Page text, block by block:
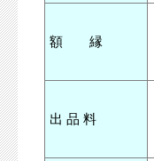
額 縁
出 品 料